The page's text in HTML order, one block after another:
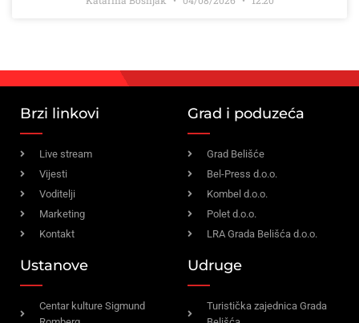
Brzi linkovi
Live stream
Vijesti
Voditelji
Marketing
Kontakt
Grad i poduzeća
Grad Belišće
Bel-Press d.o.o.
Kombel d.o.o.
Polet d.o.o.
LRA Grada Belišća d.o.o.
Ustanove
Centar kulture Sigmund
Udruge
Turistička zajednica Grada